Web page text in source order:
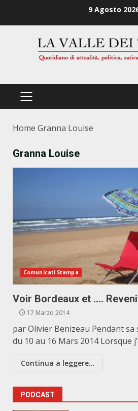
9 Agosto
PRIMÄRES
Home Granna Louise
Granna Louise
Comunicati Stampa
Voir Bordeaux et ….
17 Marzo 2014
par Olivier Benizeau Pendant sa
du 10 au 16 Mars 2014 Lorsque
Continua a leggere...
PODCAST